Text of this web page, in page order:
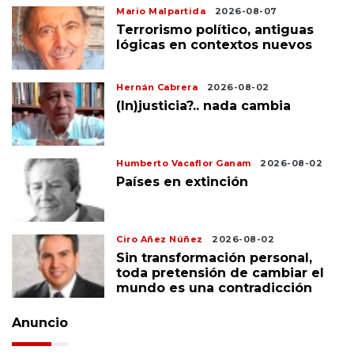
Mario Malpartida 2026-08-07
Terrorismo político, antiguas
lógicas en contextos nuevos
Hernán Cabrera 2026-08-02
(In)justicia?.. nada cambia
Humberto Vacaflor Ganam 2026-08-02
Países en extinción
Ciro Añez Núñez 2026-08-02
Sin transformación personal,
toda pretensión de cambiar el
mundo es una contradicción
Anuncio